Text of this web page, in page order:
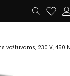
vožtuvams, 230 V, 450